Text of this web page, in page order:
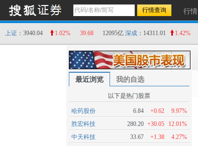
行情
上证 ：3940.04 1.02% 39.68 12095亿 深成 ：14311.01 1.42%
最近浏览 我的自选
以下是热门股票
哈药股份 6.84 +0.62
9.97%
胜宏科技
280.20 +30.05
12.01%
中天科技
33.67 +1.38
4.27%